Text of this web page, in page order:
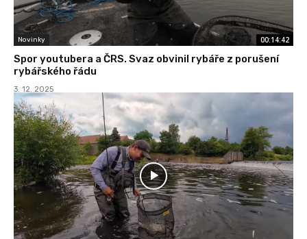
Novinky 00:14:42
Spor youtubera a ČRS. Svaz obvinil rybáře z porušení
rybářského řádu
3. 12. 2025